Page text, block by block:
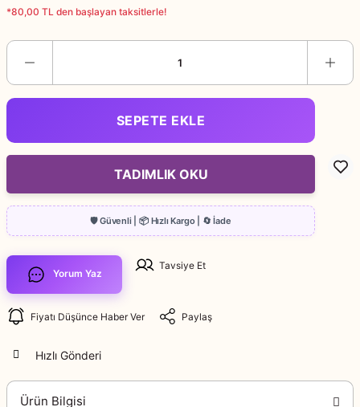
*80,00 TL den başlayan taksitlerle!
SEPETE EKLE
TADIMLIK OKU
Yorum Yaz
Tavsiye Et
Fiyatı Düşünce Haber Ver Paylaş
Hızlı Gönderi
Ürün Bilgisi